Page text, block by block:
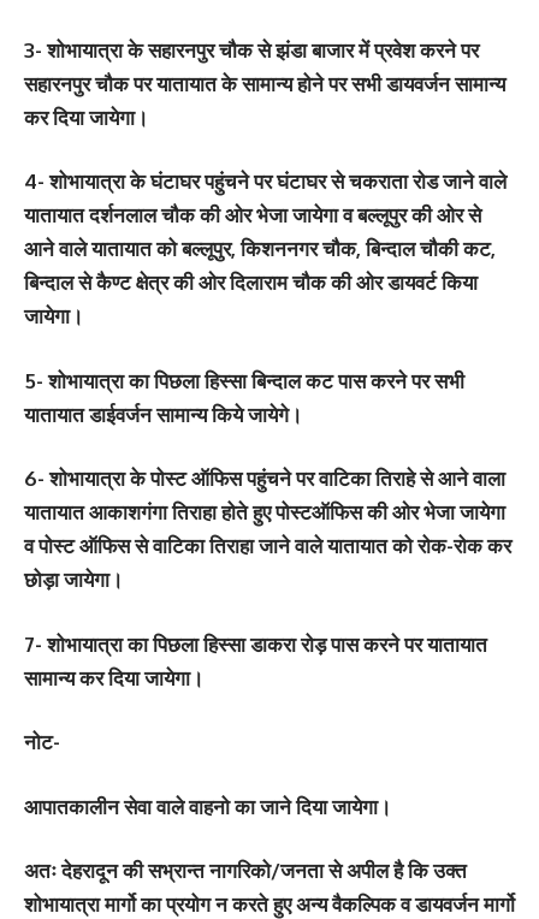
3- शोभायात्रा के सहारनपुर चौक से झंडा बाजार में प्रवेश करने पर
सहारनपुर चौक पर यातायात के सामान्य होने पर सभी डायवर्जन सामान्य
कर दिया जायेगा।
4- शोभायात्रा के घंटाघर पहुंचने पर घंटाघर से चकराता रोड जाने वाले
यातायात दर्शनलाल चौक की ओर भेजा जायेगा व बल्लूपुर की ओर से
आने वाले यातायात को बल्लूपुर, किशननगर चौक, बिन्दाल चौकी कट,
बिन्दाल से कैण्ट क्षेत्र की ओर दिलाराम चौक की ओर डायवर्ट किया
जायेगा।
5- शोभायात्रा का पिछला हिस्सा बिन्दाल कट पास करने पर सभी
यातायात डाईवर्जन सामान्य किये जायेगे।
6- शोभायात्रा के पोस्ट ऑफिस पहुंचने पर वाटिका तिराहे से आने वाला
यातायात आकाशगंगा तिराहा होते हुए पोस्टऑफिस की ओर भेजा जायेगा
व पोस्ट ऑफिस से वाटिका तिराहा जाने वाले यातायात को रोक-रोक कर
छोड़ा जायेगा।
7- शोभायात्रा का पिछला हिस्सा डाकरा रोड़ पास करने पर यातायात
सामान्य कर दिया जायेगा।
नोट-
आपातकालीन सेवा वाले वाहनो का जाने दिया जायेगा।
अतः देहरादून की सभ्रान्त नागरिको/जनता से अपील है कि उक्त
शोभायात्रा मार्गो का प्रयोग न करते हुए अन्य वैकल्पिक व डायवर्जन मार्गो